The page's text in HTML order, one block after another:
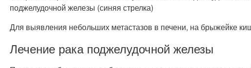
поджелудочной железы (синяя стрелка)
Для выявления небольших метастазов в печени, на брыжейке
Лечение рака поджелудочной железы